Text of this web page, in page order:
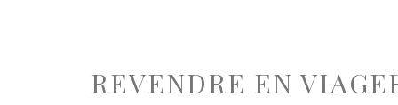
REVENDRE EN